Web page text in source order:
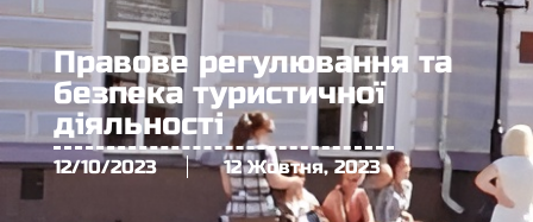
Правове регулювання та
безпека туристичної
діяльності
12/10/2023 12 Жовтня, 2023